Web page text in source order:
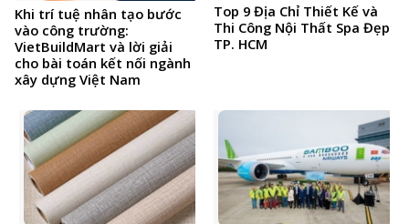
Khi trí tuệ nhân tạo bước
vào công trường:
VietBuildMart và lời giải
cho bài toán kết nối ngành
xây dựng Việt Nam
Top 9 Địa Chỉ Thiết Kế và
Thi Công Nội Thất Spa Đẹp
TP. HCM